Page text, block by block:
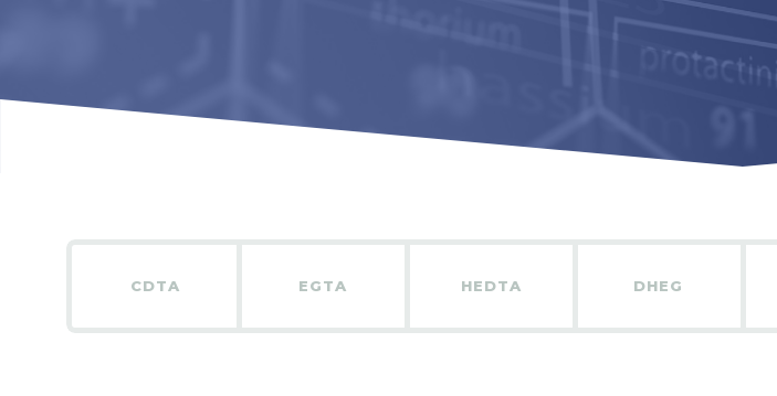
CDTA EGTA HEDTA DHEG